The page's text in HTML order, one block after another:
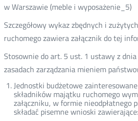
w Warszawie (meble i wyposażenie_5)
Szczegółowy wykaz zbędnych i
ruchomego zawiera załącznik do tej
Stosownie do art. 5 ust. 1 ustawy z
zasadach zarządzania mieniem
Jednostki budżetowe
składników majątku ruchomego
załączniku, w formie nieodpłatnego
składać pisemne wnioski zawierające: